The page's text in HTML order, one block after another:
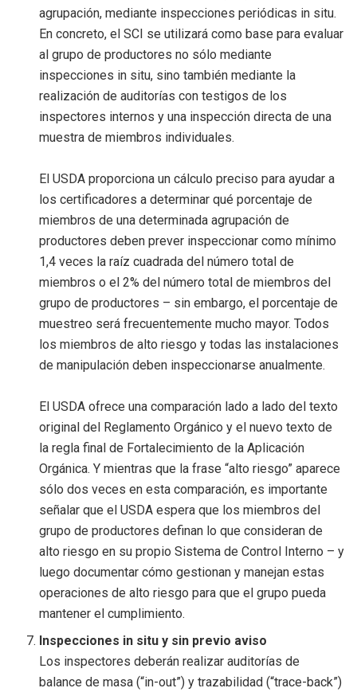
agrupación, mediante inspecciones periódicas in situ.
En concreto, el SCI se utilizará como base para evaluar
al grupo de productores no sólo mediante
inspecciones in situ, sino también mediante la
realización de auditorías con testigos de los
inspectores internos y una inspección directa de una
muestra de miembros individuales.
El USDA proporciona un cálculo preciso para ayudar a
los certificadores a determinar qué porcentaje de
miembros de una determinada agrupación de
productores deben prever inspeccionar como mínimo
1,4 veces la raíz cuadrada del número total de
miembros o el 2% del número total de miembros del
grupo de productores – sin embargo, el porcentaje de
muestreo será frecuentemente mucho mayor. Todos
los miembros de alto riesgo y todas las instalaciones
de manipulación deben inspeccionarse anualmente.
El USDA ofrece una comparación lado a lado del texto
original del Reglamento Orgánico y el nuevo texto de
la regla final de Fortalecimiento de la Aplicación
Orgánica. Y mientras que la frase “alto riesgo” aparece
sólo dos veces en esta comparación, es importante
señalar que el USDA espera que los miembros del
grupo de productores definan lo que consideran de
alto riesgo en su propio Sistema de Control Interno – y
luego documentar cómo gestionan y manejan estas
operaciones de alto riesgo para que el grupo pueda
mantener el cumplimiento.
Inspecciones in situ y sin previo aviso
Los inspectores deberán realizar auditorías de
balance de masa (“in-out”) y trazabilidad (“trace-back”)